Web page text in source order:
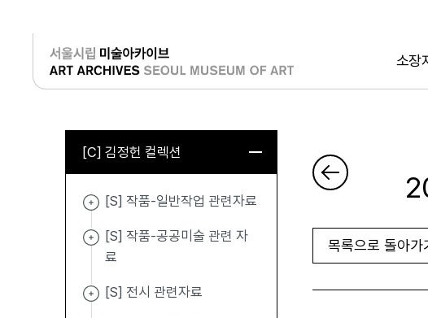
소장
로그인
[C] 김정헌 컬렉션
[S] 작품-일반작업 관련자료
[S] 작품-공공미술 관련 자
료
[S] 전시 관련자료
목록으로 돌아가